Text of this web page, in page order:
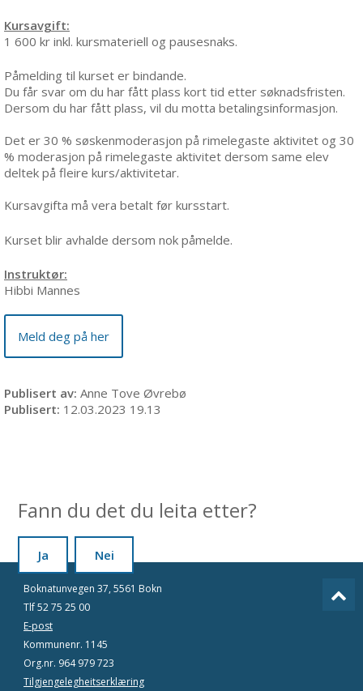
Kursavgift:
1 600 kr inkl. kursmateriell og pausesnaks.
Påmelding til kurset er bindande.
Du får svar om du har fått plass kort tid etter søknadsfristen.
Dersom du har fått plass, vil du motta betalingsinformasjon.
Det er 30 % søskenmoderasjon på rimelegaste aktivitet og 30
% moderasjon på rimelegaste aktivitet dersom same elev
deltek på fleire kurs/aktivitetar.
Kursavgifta må vera betalt før kursstart.
Kurset blir avhalde dersom nok påmelde.
Instruktør:
Hibbi Mannes
Meld deg på her
Publisert av Anne Tove Øvrebø
Publisert 12.03.2023 19.13
Fann du det du leita etter?
Ja Nei
Boknatunvegen 37, 5561 Bokn
Tlf 52 75 25 00
E-post
Kommunenr. 1145
Org.nr. 964 979 723
Tilgjengelegheitserklæring